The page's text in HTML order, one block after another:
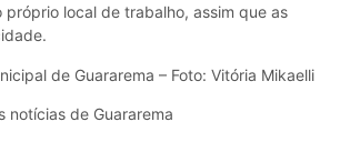
próprio local de trabalho, assim que as
de Guararema – Foto: Vitória Mikaelli
notícias de Guararema